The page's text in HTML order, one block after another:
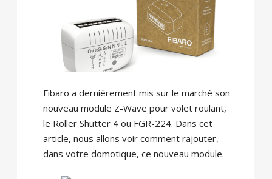
Fibaro a dernièrement mis sur le marché son
nouveau module Z-Wave pour volet roulant,
le Roller Shutter 4 ou FGR-224. Dans cet
article, nous allons voir comment rajouter,
dans votre domotique, ce nouveau module.